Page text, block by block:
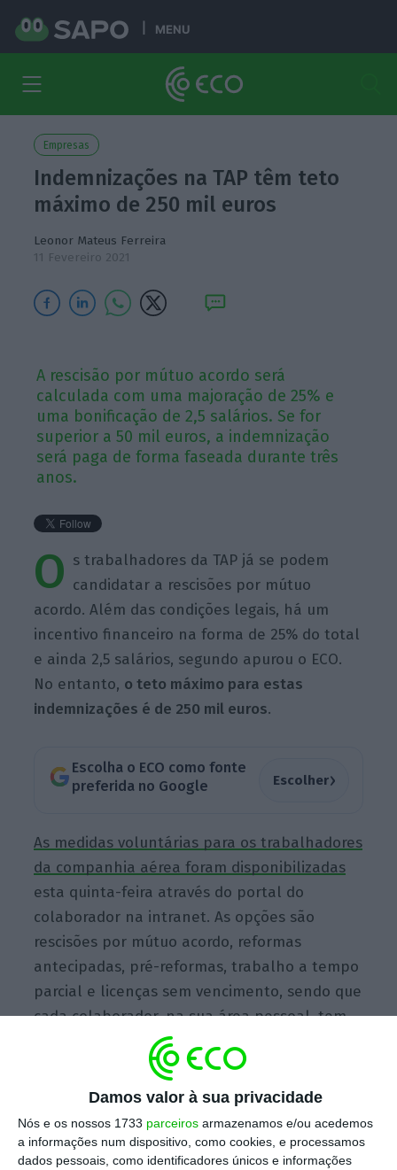
Damos valor à sua privacidade
Nós e os nossos 1733 parceiros armazenamos e/ou acedemos
a informações num dispositivo, como cookies, e processamos
dados pessoais, como identificadores únicos e informações
MENU
Empresas
Indemnizações na TAP têm teto
máximo de 250 mil euros
Leonor Mateus Ferreira
11 Fevereiro 2021
A rescisão por mútuo acordo será
calculada com uma majoração de 25% e
uma bonificação de 2,5 salários. Se for
superior a 50 mil euros, a indemnização
será paga de forma faseada durante três
anos.
O s trabalhadores da TAP já se podem
candidatar a rescisões por mútuo
acordo. Além das condições legais, há um
incentivo financeiro na forma de 25% do total
e ainda 2,5 salários, segundo apurou o ECO.
No entanto, o teto máximo para estas
indemnizações é de 250 mil euros.
Escolha o ECO como fonte
preferida no Google
Escolher›
As medidas voluntárias para os trabalhadores
da companhia aérea foram disponibilizadas
esta quinta-feira através do portal do
colaborador na intranet. As opções são
rescisões por mútuo acordo, reformas
antecipadas, pré-reformas, trabalho a tempo
parcial e licenças sem vencimento, sendo que
cada colaborador, na sua área pessoal, tem
acesso apenas às medidas para as quais é
elegível e a um simulador.
A rescisão por mútuo acordo será calculada
nos termos da legislação em vigor, com uma